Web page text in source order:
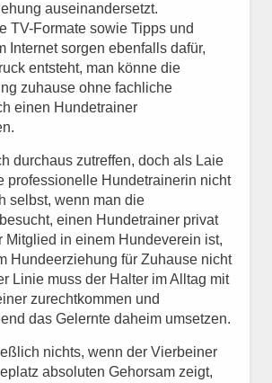
auseinandersetzt.
TV-Formate sowie Tipps und
Internet sorgen ebenfalls dafür,
entsteht, man könne die
zuhause ohne fachliche
einen Hundetrainer
durchaus zutreffen, doch als Laie
professionelle Hundetrainerin nicht
selbst, wenn man die
einen Hundetrainer privat
Mitglied in einem Hundeverein ist,
Hundeerziehung für Zuhause nicht
Linie muss der Halter im Alltag mit
zurechtkommen und
das Gelernte daheim umsetzen.
nichts, wenn der Vierbeiner
absoluten Gehorsam zeigt,